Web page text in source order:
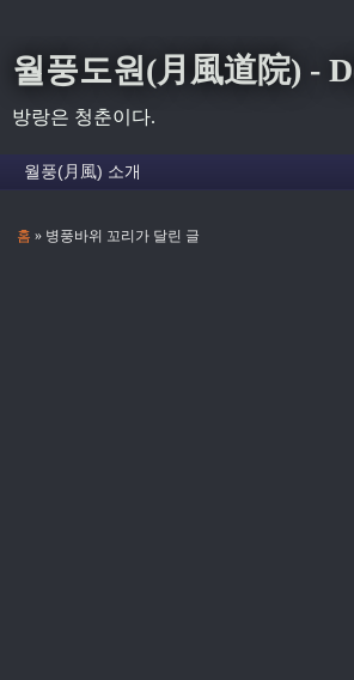
월풍도원(月風道院) -
방랑은 청춘이다.
홈 » 병풍바위 꼬리가 달린 글